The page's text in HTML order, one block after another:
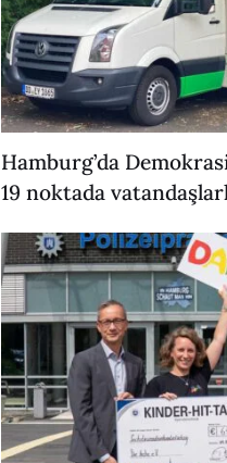
Hamburg’da
19 noktada